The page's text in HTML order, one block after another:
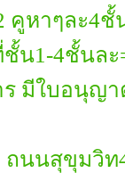
คูหาๆละ4
น1-4ชั้นล
มีใบอนุญา
ถนนสุขุมวิ